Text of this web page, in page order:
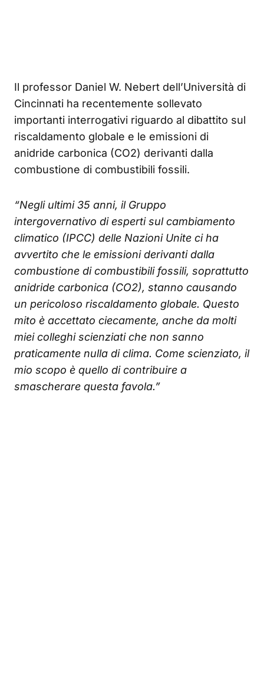
Il professor Daniel W. Nebert dell’Università di
Cincinnati ha recentemente sollevato
importanti interrogativi riguardo al dibattito sul
riscaldamento globale e le emissioni di
anidride carbonica (CO2) derivanti dalla
combustione di combustibili fossili.
“Negli ultimi 35 anni, il Gruppo
intergovernativo di esperti sul cambiamento
climatico (IPCC) delle Nazioni Unite ci ha
avvertito che le emissioni derivanti dalla
combustione di combustibili fossili, soprattutto
anidride carbonica (CO2), stanno causando
un pericoloso riscaldamento globale. Questo
mito è accettato ciecamente, anche da molti
miei colleghi scienziati che non sanno
praticamente nulla di clima. Come scienziato, il
mio scopo è quello di contribuire a
smascherare questa favola.”